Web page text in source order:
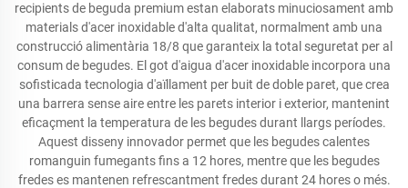
recipients de beguda premium estan elaborats minuciosament amb
materials d'acer inoxidable d'alta qualitat, normalment amb una
construcció alimentària 18/8 que garanteix la total seguretat per al
consum de begudes. El got d'aigua d'acer inoxidable incorpora una
sofisticada tecnologia d'aïllament per buit de doble paret, que crea
una barrera sense aire entre les parets interior i exterior, mantenint
eficaçment la temperatura de les begudes durant llargs períodes.
Aquest disseny innovador permet que les begudes calentes
romanguin fumegants fins a 12 hores, mentre que les begudes
fredes es mantenen refrescantment fredes durant 24 hores o més.